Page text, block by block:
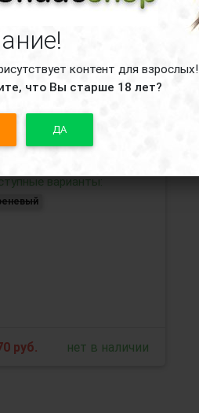
контент для взрослых!
что Вы старше 18 лет?
ДА
виброяйцо
варианты:
руб. нет в наличии